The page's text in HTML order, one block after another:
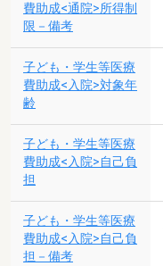
費助成<通院>所得制
限－備考
子ども・学生等医療
費助成<入院>対象年
齢
子ども・学生等医療
費助成<入院>自己負
担
子ども・学生等医療
費助成<入院>自己負
担－備考